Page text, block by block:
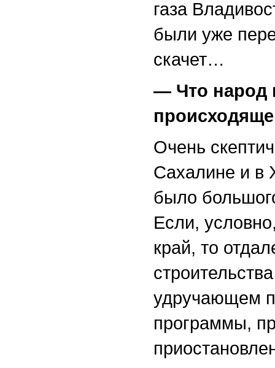
газа
были уже
скачет…
— Что народ
Очень
Сахалине и в
было
Если,
край, то
удручающем
программы,